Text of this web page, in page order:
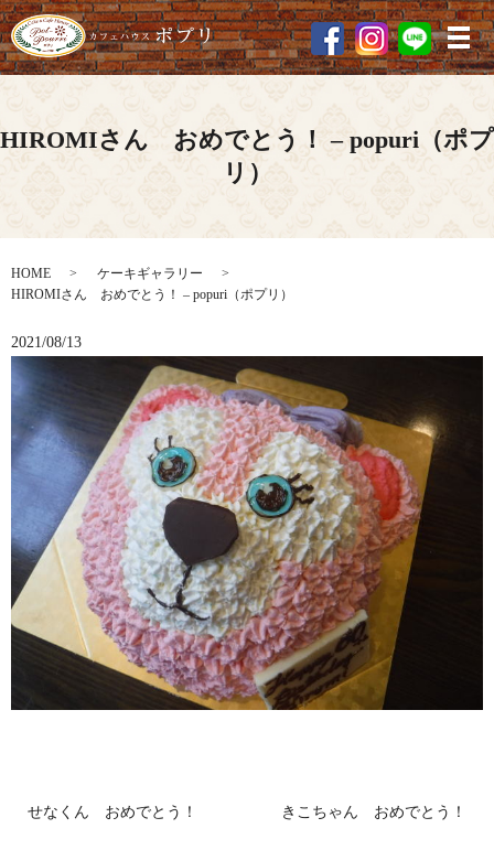
メ
HIROMIさん おめでとう！ – popuri（ポプ
リ）
HOME
ケーキギャラリー
HIROMIさん おめでとう！ – popuri（ポプリ）
2021/08/13
せなくん おめでとう！ きこちゃん おめでとう！